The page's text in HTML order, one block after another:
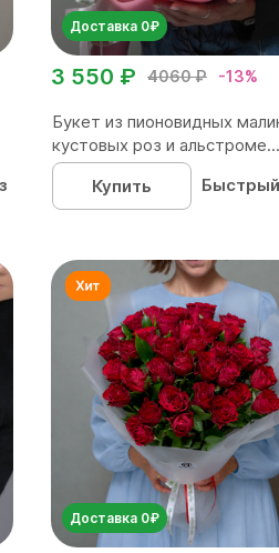
Доставка 0₽
4060 ₽ -13%
3 550 ₽
Букет из пионовидных
кустовых роз и альстроме...
Купить
Доставка 0₽